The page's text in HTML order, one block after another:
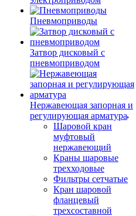
Пневмоприводы
Затвор дисковый с
пневмоприводом
Нержавеющая запорная и
регулирующая арматура
Шаровой кран
муфтовый
нержавеющий
Краны шаровые
трехходовые
Фильтры сетчатые
Кран шаровой
фланцевый
трехсоставной